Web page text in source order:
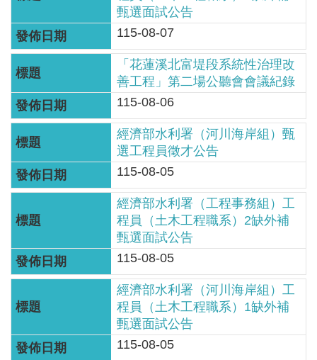
公
告
訊
息
便
民
服
務
資
訊
服
務
關
本
署
甄選面試公告
115-08-07
「花蓮溪北富堤段系統性治理改
善工程」第二場公聽會會議紀錄
115-08-06
經濟部水利署（河川海岸組）甄
選工程員徵才公告
115-08-05
經濟部水利署（工程事務組）工
程員（土木工程職系）2缺外補
甄選面試公告
115-08-05
經濟部水利署（河川海岸組）工
程員（土木工程職系）1缺外補
甄選面試公告
115-08-05